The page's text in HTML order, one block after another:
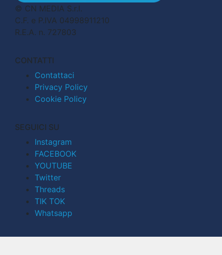
© CN MEDIA S.r.l.
C.F. e P.IVA 04998911210
R.E.A. n. 727803
CONTATTI
Contattaci
Privacy Policy
Cookie Policy
SEGUICI SU
Instagram
FACEBOOK
YOUTUBE
Twitter
Threads
TIK TOK
Whatsapp